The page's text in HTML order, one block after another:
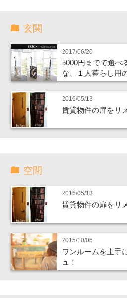
玄関
2017/06/20
5000円までで選べ
な、１人暮らし用
2016/05/13
賃貸物件の扉をリ
空間
2016/05/13
賃貸物件の扉をリ
2015/10/05
ワンルームを上手
ュ！